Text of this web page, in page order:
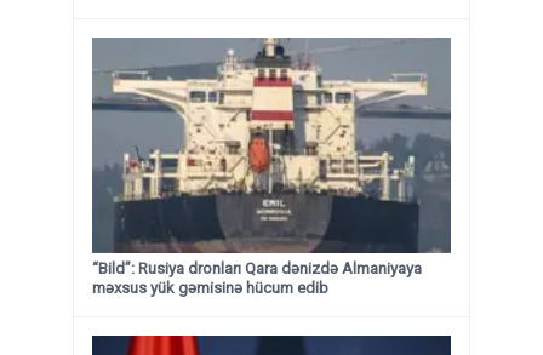
“Bild”: Rusiya dronları Qara dənizdə Almaniyaya
məxsus yük gəmisinə hücum edib